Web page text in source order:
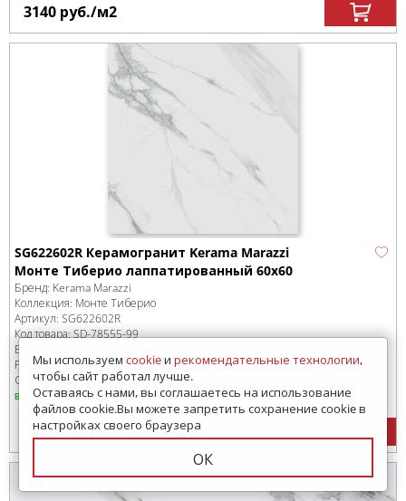
3140 руб./м2
SG622602R Керамогранит Kerama Marazzi
Монте Тиберио лаппатированный 60х60
Бренд: Kerama Marazzi
Коллекция: Монте Тиберио
Артикул: SG622602R
Код товара:SD-78555-99
В коробке
Размер:600x600 мм
Сроки доставки: 1-3 дня
в наличии
3447руб./м2
Мы используем cookieи рекомендательные технологии,
чтобы сайт работал лучше.
Оставаясь с нами, вы соглашаетесь на использование
файлов cookie.Вы можете запретить сохранение cookie в
настройках своего браузера
ОК